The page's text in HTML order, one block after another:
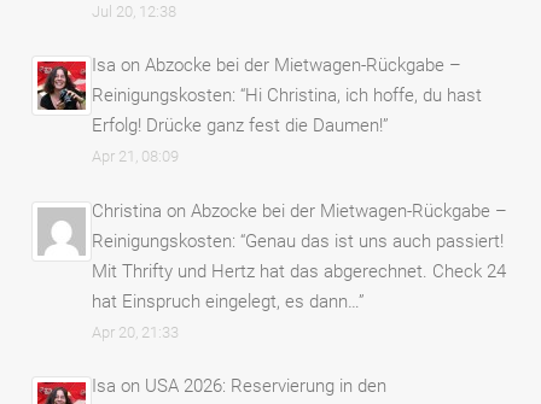
Jul 20, 12:38
Isa onAbzocke bei der Mietwagen-Rückgabe –
Reinigungskosten: “Hi Christina, ich hoffe, du hast
Erfolg! Drücke ganz fest die Daumen!”
Apr 21, 08:09
Christina onAbzocke bei der Mietwagen-Rückgabe –
Reinigungskosten: “Genau das ist uns auch passiert!
Mit Thrifty und Hertz hat das abgerechnet. Check 24
hat Einspruch eingelegt, es dann…”
Apr 20, 21:33
Isa on USA 2026: Reservierung in den